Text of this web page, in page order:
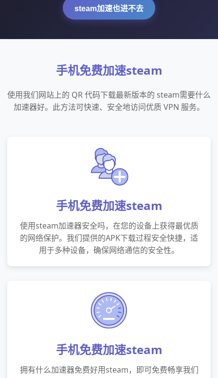
steam加速也进不去
手机免费加速steam
使用我们网站上的 QR 代码下载最新版本的 steam需要什么
加速器好。此方法可快速、安全地访问优质 VPN 服务。
手机免费加速steam
使用steam加速器安全吗，在您的设备上获得最优质
的网络保护。我们提供的APK下载过程安全快捷，适
用于多种设备，确保网络通信的安全性。
手机免费加速steam
拥有什么加速器免费好用steam，即可免费畅享我们